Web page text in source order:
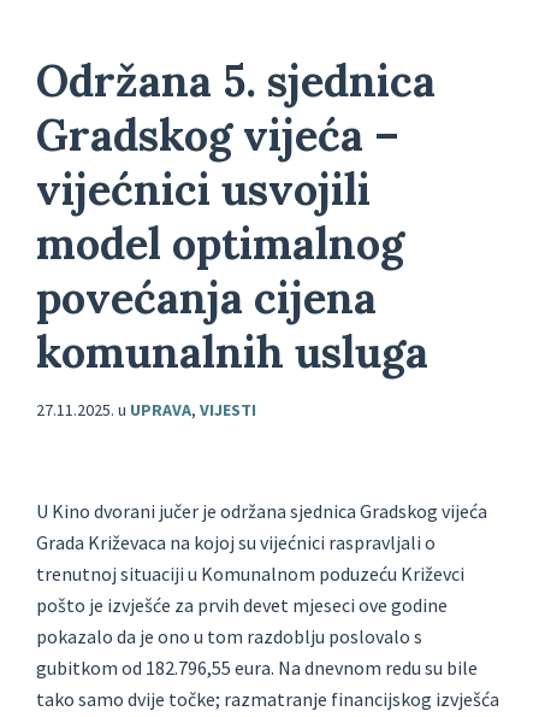
Održana 5. sjednica
Gradskog vijeća –
vijećnici usvojili
model optimalnog
povećanja cijena
komunalnih usluga
27.11.2025. u UPRAVA, VIJESTI
U Kino dvorani jučer je održana sjednica Gradskog vijeća
Grada Križevaca na kojoj su vijećnici raspravljali o
trenutnoj situaciji u Komunalnom poduzeću Križevci
pošto je izvješće za prvih devet mjeseci ove godine
pokazalo da je ono u tom razdoblju poslovalo s
gubitkom od 182.796,55 eura. Na dnevnom redu su bile
tako samo dvije točke; razmatranje financijskog izvješća